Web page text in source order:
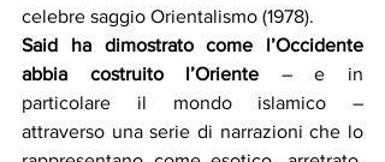
celebre saggio Orientalismo (1978).
Said ha dimostrato come l’Occidente
abbia costruito l’Oriente – e in
particolare il mondo islamico –
attraverso una serie di narrazioni che lo